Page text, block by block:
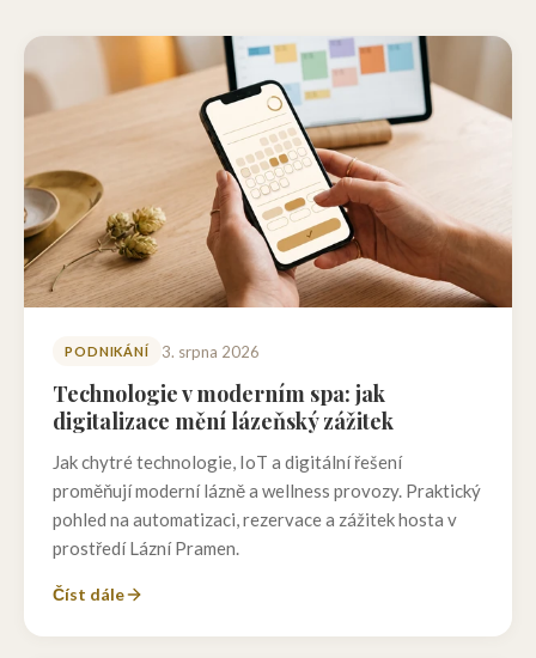
PODNIKÁNÍ 3. srpna 2026
Technologie v moderním spa: jak
digitalizace mění lázeňský zážitek
Jak chytré technologie, IoT a digitální řešení
proměňují moderní lázně a wellness provozy. Praktický
pohled na automatizaci, rezervace a zážitek hosta v
prostředí Lázní Pramen.
Číst dále